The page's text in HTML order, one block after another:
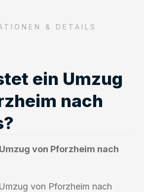
& DETAILS
ein Umzug
nach
von Pforzheim nach
von Pforzheim nach